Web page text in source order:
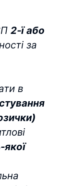
2‑ї або
за
в